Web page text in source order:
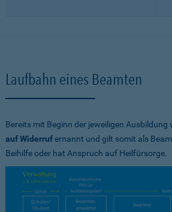
Laufbahn eines Beamten
Bereits mit Beginn der jeweiligen Ausbildung
auf Widerrufernannt und gilt somit als
Beihilfe oder hat Anspruch auf Heilfürsorge.